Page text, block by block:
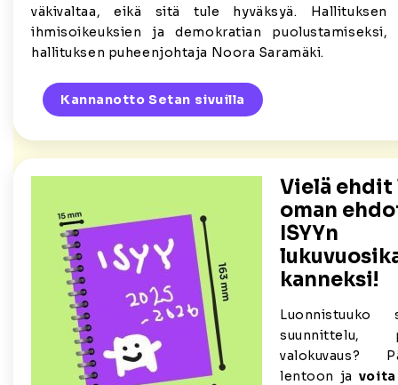
väkivaltaa, eikä sitä tule hyväksyä.
ihmisoikeuksien ja demokratian puolustamiseksi,
hallituksen puheenjohtaja Noora Saramäki.
Kannanotto Setan sivuilla
Vielä ehdit
oman
ISYYn
kanneksi!
Luonnistuuko
suunnittelu,
valokuvaus?
lentoon ja